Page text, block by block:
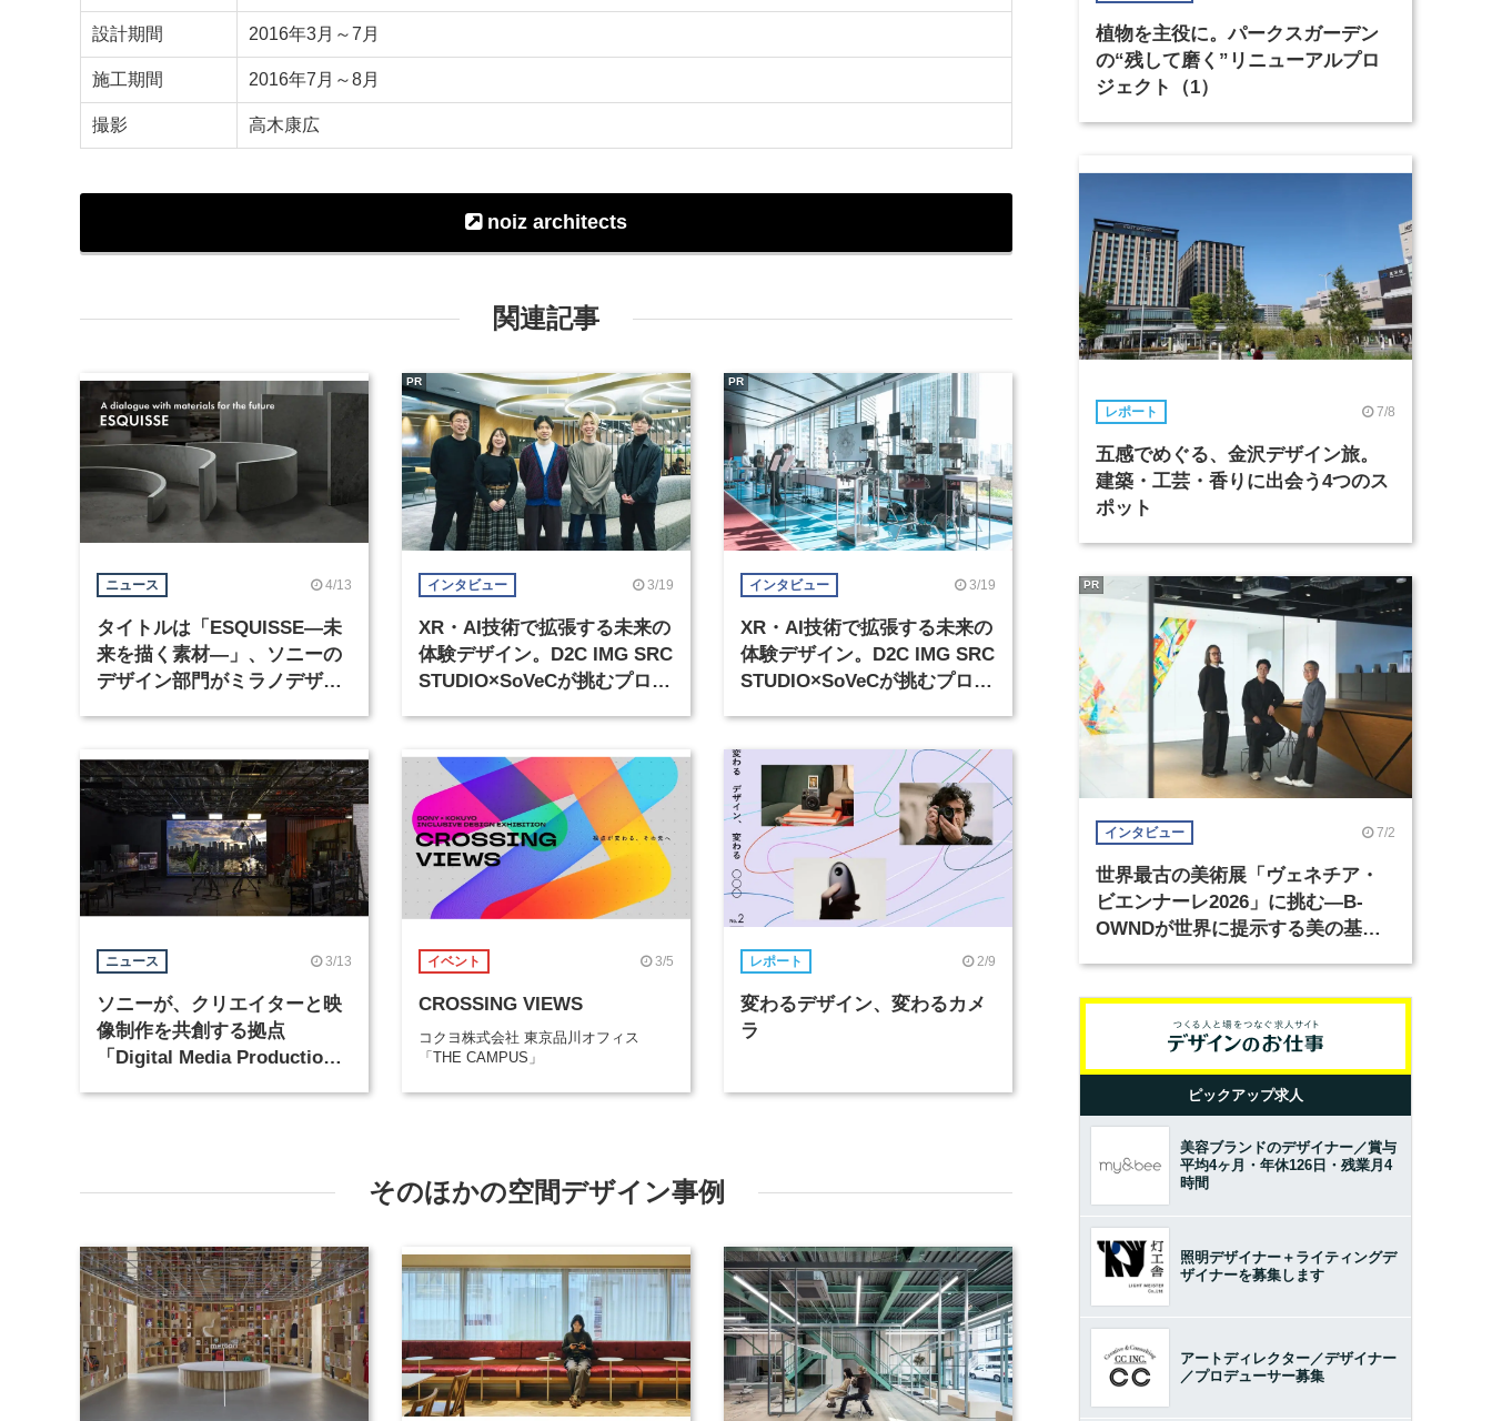
設計期間 2016年3月～7月
施工期間 2016年7月～8月
撮影 高木康広
noiz architects
関連記事
ニュース 4/13
タイトルは「ESQUISSE―未
来を描く素材―」、ソニーの
デザイン部門がミラノデザイ
インタビュー 3/19
XR・AI技術で拡張する未来の
体験デザイン。D2C IMG SRC
STUDIO×SoVeCが挑むプロト
PR
インタビュー 3/19
XR・AI技術で拡張する未来の
体験デザイン。D2C IMG SRC
STUDIO×SoVeCが挑むプロト
PR
ニュース 3/13
ソニーが、クリエイターと映
像制作を共創する拠点
「Digital Media Production
イベント 3/5
CROSSING VIEWS
コクヨ株式会社 東京品川オフィス
「THE CAMPUS」
レポート 2/9
変わるデザイン、変わるカメ
ラ
そのほかの空間デザイン事例
植物を主役に。パークスガーデン
の“残して磨く”リニューアルプロ
ジェクト（1）
レポート 7/8
五感でめぐる、金沢デザイン旅。
建築・工芸・香りに出会う4つのス
ポット
インタビュー 7/2
世界最古の美術展「ヴェネチア・
ビエンナーレ2026」に挑む―B-
OWNDが世界に提示する美の基準
PR
ピックアップ求人
美容ブランドのデザイナー／賞与
平均4ヶ月・年休126日・残業月4
時間
照明デザイナー＋ライティングデ
ザイナーを募集します
アートディレクター／デザイナー
／プロデューサー募集